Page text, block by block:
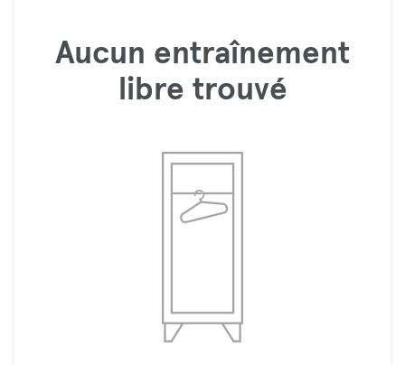
Aucun entraînement
libre trouvé